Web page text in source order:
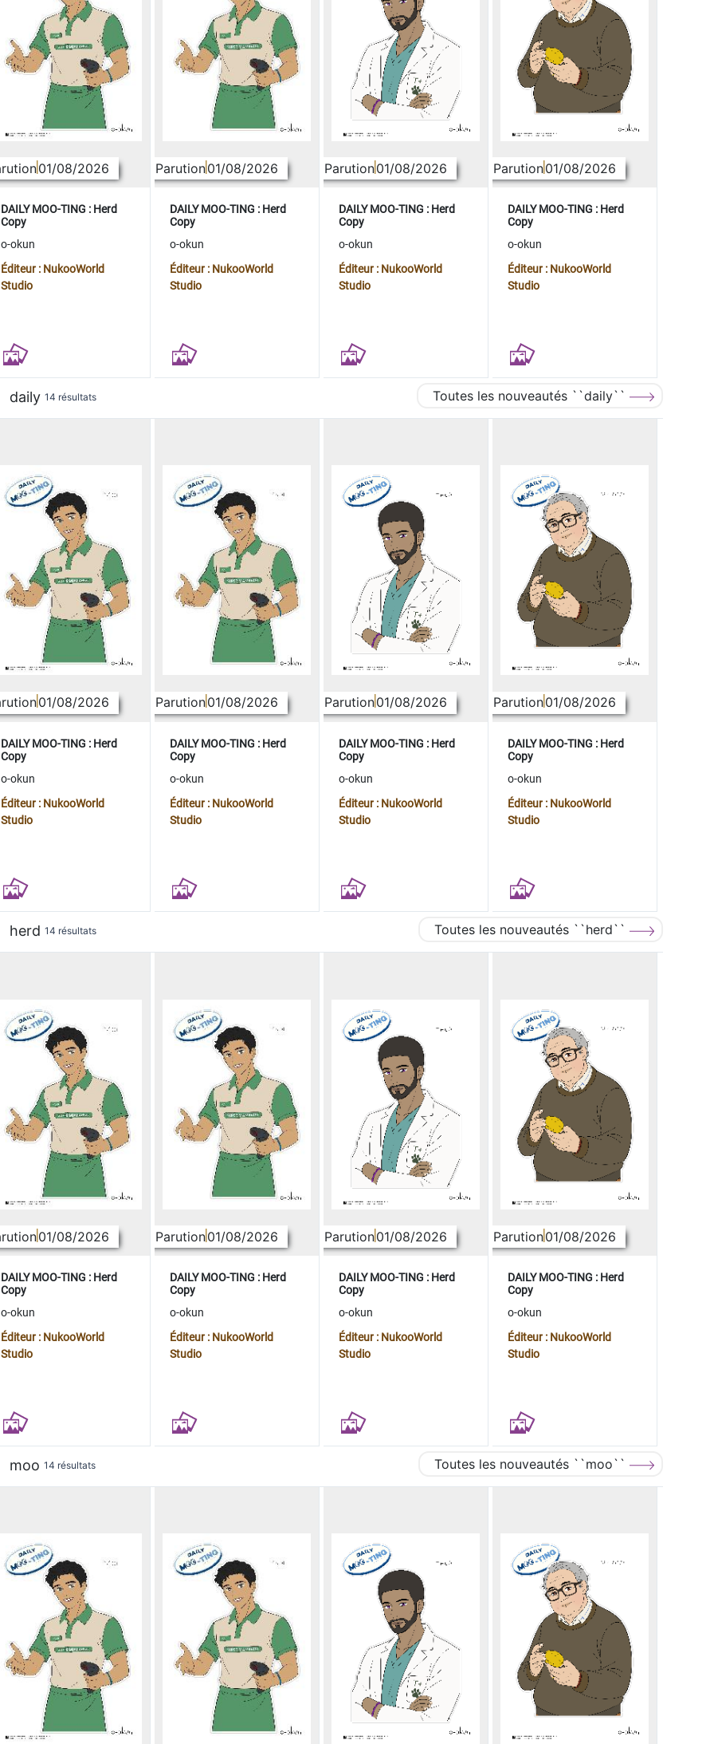
01/08/2026
DAILY MOO-TING : Herd
Copy
o-okun
Éditeur : NukooWorld
Studio
Parution01/08/2026
DAILY MOO-TING : Herd
Copy
o-okun
Éditeur : NukooWorld
Studio
Parution01/08/2026
DAILY MOO-TING : Herd
Copy
o-okun
Éditeur : NukooWorld
Studio
Parution01/08/2026
DAILY MOO-TING : Herd
Copy
o-okun
Éditeur : NukooWorld
Studio
daily 14 résultats Toutes les nouveautés ``daily``
01/08/2026
DAILY MOO-TING : Herd
Copy
o-okun
Éditeur : NukooWorld
Studio
Parution01/08/2026
DAILY MOO-TING : Herd
Copy
o-okun
Éditeur : NukooWorld
Studio
Parution01/08/2026
DAILY MOO-TING : Herd
Copy
o-okun
Éditeur : NukooWorld
Studio
Parution01/08/2026
DAILY MOO-TING : Herd
Copy
o-okun
Éditeur : NukooWorld
Studio
herd 14 résultats Toutes les nouveautés ``herd``
01/08/2026
DAILY MOO-TING : Herd
Copy
o-okun
Éditeur : NukooWorld
Studio
Parution01/08/2026
DAILY MOO-TING : Herd
Copy
o-okun
Éditeur : NukooWorld
Studio
Parution01/08/2026
DAILY MOO-TING : Herd
Copy
o-okun
Éditeur : NukooWorld
Studio
Parution01/08/2026
DAILY MOO-TING : Herd
Copy
o-okun
Éditeur : NukooWorld
Studio
moo 14 résultats Toutes les nouveautés ``moo``